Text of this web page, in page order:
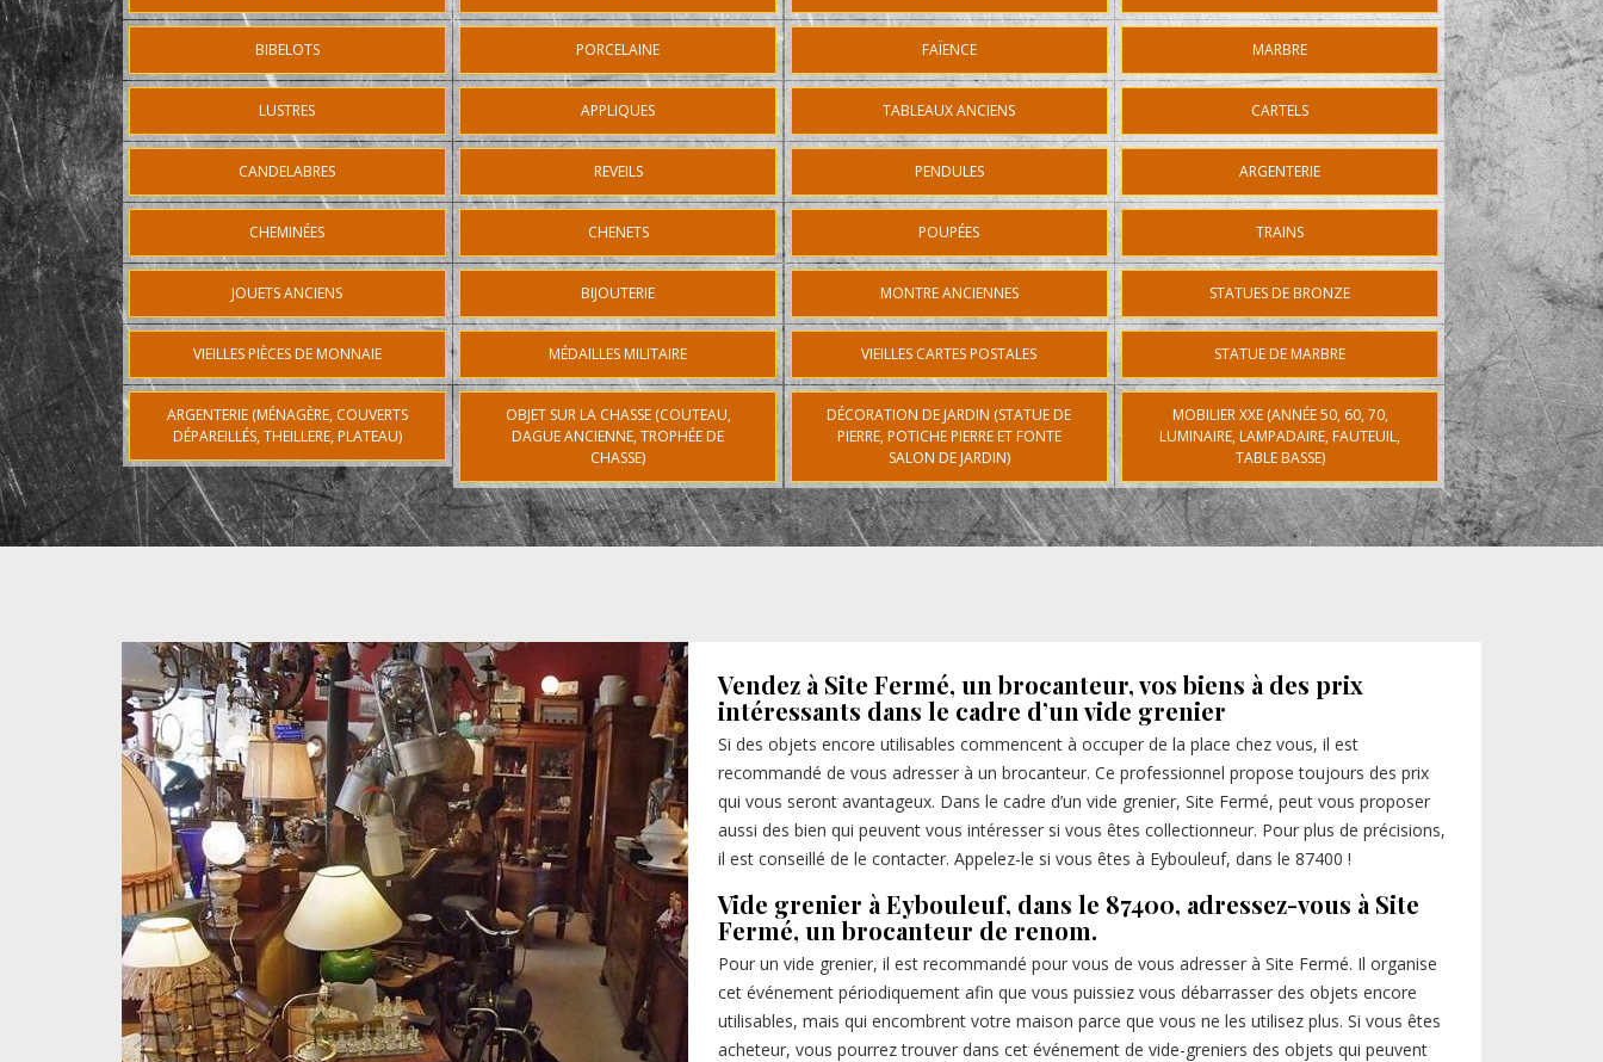
BIBELOTS PORCELAINE FAÏENCE MARBRE
LUSTRES APPLIQUES TABLEAUX ANCIENS CARTELS
CANDELABRES REVEILS PENDULES ARGENTERIE
CHEMINÉES CHENETS POUPÉES TRAINS
JOUETS ANCIENS BIJOUTERIE MONTRE ANCIENNES STATUES DE BRONZE
VIEILLES PIÈCES DE MONNAIE MÉDAILLES MILITAIRE VIEILLES CARTES POSTALES STATUE DE MARBRE
ARGENTERIE (MÉNAGÈRE, COUVERTS
DÉPAREILLÉS, THEILLERE, PLATEAU)
OBJET SUR LA CHASSE (COUTEAU,
DAGUE ANCIENNE, TROPHÉE DE
CHASSE)
DÉCORATION DE JARDIN (STATUE DE
PIERRE, POTICHE PIERRE ET FONTE
SALON DE JARDIN)
MOBILIER XXE (ANNÉE 50, 60, 70,
LUMINAIRE, LAMPADAIRE, FAUTEUIL,
TABLE BASSE)
Vendez à Site Fermé, un brocanteur, vos biens à des prix
intéressants dans le cadre d’un vide grenier
Si des objets encore utilisables commencent à occuper de la place chez vous, il est
recommandé de vous adresser à un brocanteur. Ce professionnel propose toujours des prix
qui vous seront avantageux. Dans le cadre d’un vide grenier, Site Fermé, peut vous proposer
aussi des bien qui peuvent vous intéresser si vous êtes collectionneur. Pour plus de précisions,
il est conseillé de le contacter. Appelez-le si vous êtes à Eybouleuf, dans le 87400 !
Vide grenier à Eybouleuf, dans le 87400, adressez-vous à Site
Fermé, un brocanteur de renom.
Pour un vide grenier, il est recommandé pour vous de vous adresser à Site Fermé. Il organise
cet événement périodiquement afin que vous puissiez vous débarrasser des objets encore
utilisables, mais qui encombrent votre maison parce que vous ne les utilisez plus. Si vous êtes
acheteur, vous pourrez trouver dans cet événement de vide-greniers des objets qui peuvent